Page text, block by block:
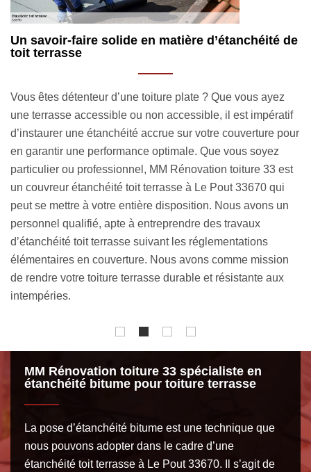
Les informations visibles sur le devis étanchéité
toit terrasse par MM Rénovation toiture 33
Le devis étanchéité toit terrasse à Le Pout est un document
qui vous permettra de vous préparer financièrement aux
travaux à venir. Il est également important de tenir en main
un devis de la part de notre entreprise si vous voulez par la
suite nous engager. En principe, votre devis personnalisé
mettra en évidence le coût de nos prestations, le prix des
matériaux, la technique d’étanchéité toit terrasse 33670 à
mettre en œuvre, la durée du chantier, les dates de début
et de fin de l’intervention, etc. Contactez-nous ensuite si
notre offre vous convient.
MM Rénovation toiture 33 spécialiste en
étanchéité bitume pour toiture terrasse
La pose d’étanchéité bitume est une technique que
nous pouvons adopter dans le cadre d’une
étanchéité toit terrasse à Le Pout 33670. Il s’agit de